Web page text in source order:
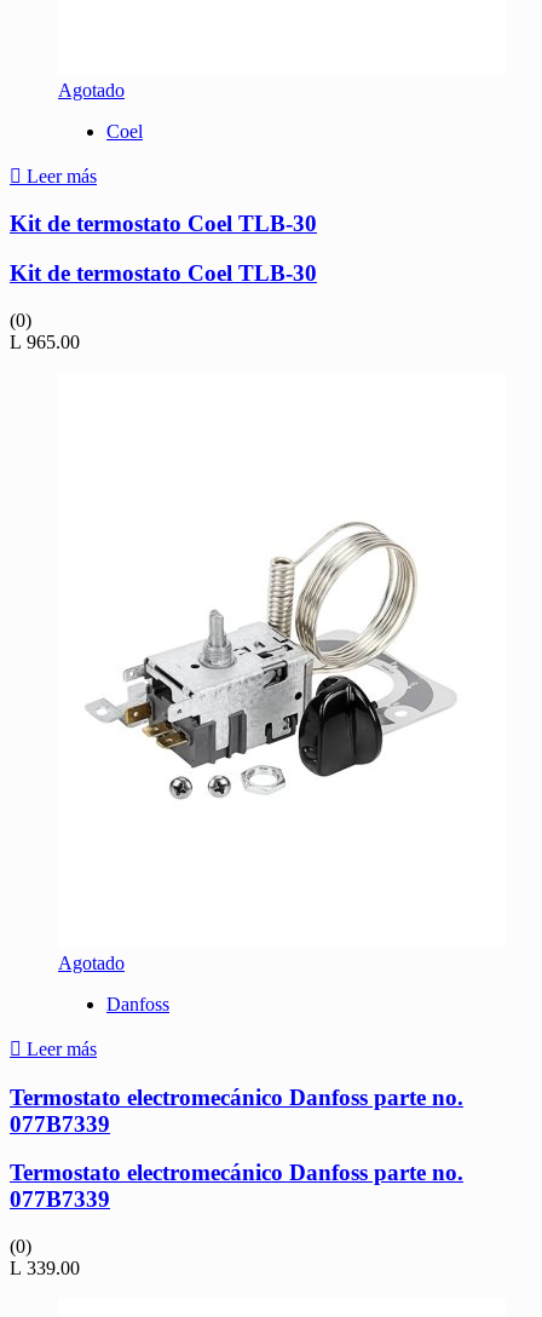
Agotado
Coel
Leer más
Kit de termostato Coel TLB-30
Kit de termostato Coel TLB-30
(0)
L 965.00
Agotado
Danfoss
Leer más
Termostato electromecánico Danfoss parte no.
077B7339
Termostato electromecánico Danfoss parte no.
077B7339
(0)
L 339.00